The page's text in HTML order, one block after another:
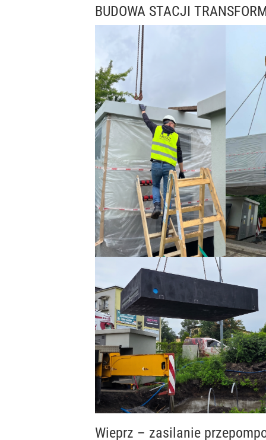
BUDOWA STACJI
Wieprz – zasilanie